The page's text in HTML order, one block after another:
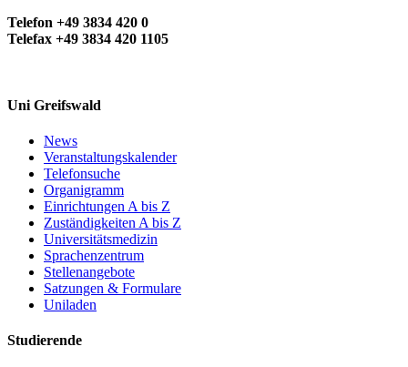
Telefon +49 3834 420 0
Telefax +49 3834 420 1105
Uni Greifswald
News
Veranstaltungskalender
Telefonsuche
Organigramm
Einrichtungen A bis Z
Zuständigkeiten A bis Z
Universitätsmedizin
Sprachenzentrum
Stellenangebote
Satzungen & Formulare
Uniladen
Studierende